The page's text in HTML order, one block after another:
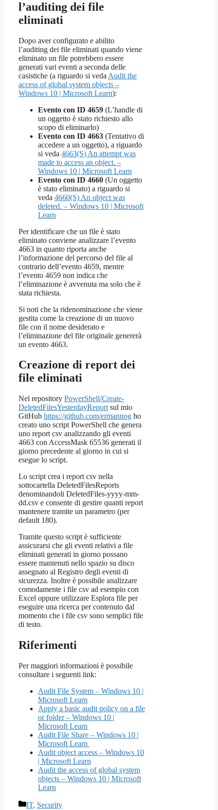
l’auditing dei file
eliminati
Dopo aver configurato e abilito
l’auditing dei file eliminati quando viene
eliminato un file potrebbero essere
generati vari eventi a seconda delle
casistiche (a riguardo si veda Audit the
access of global system objects –
Windows 10 | Microsoft Learn):
Evento con ID 4659 (L’handle di
un oggetto è stato richiesto allo
scopo di eliminarlo)
Evento con ID 4663 (Tentativo di
accedere a un oggetto), a riguardo
si veda 4663(S) An attempt was
made to access an object. –
Windows 10 | Microsoft Learn
Evento con ID 4660 (Un oggetto
è stato eliminato) a riguardo si
veda 4660(S) An object was
deleted. – Windows 10 | Microsoft
Learn
Per identificare che un file è stato
eliminato conviene analizzare l’evento
4663 in quanto riporta anche
l’informazione del percorso del file al
contrario dell’evento 4659, mentre
l’evento 4659 non indica che
l’eliminazione è avvenuta ma solo che è
stata richiesta.
Si noti che la ridenominazione che viene
gestita come la creazione di un nuovo
file con il nome desiderato e
l’eliminazione del file originale genererà
un evento 4663.
Creazione di report dei
file eliminati
Nel repository PowerShell/Create-
DeletedFilesYesterdayReport sul mio
GitHub https://github.com/ermannog ho
creato uno script PowerShell che genera
uno report csv analizzando gli eventi
4663 con AccessMask 65536 generati il
giorno precedente al giorno in cui si
esegue lo script.
Lo script crea i report csv nella
sottocartella DeletedFilesReports
denominandoli DeletedFiles-yyyy-mm-
dd.csv e consente di gestire quanti report
mantenere tramite un parametro (per
default 180).
Tramite questo script è sufficiente
assicurarsi che gli eventi relativi a file
eliminati generati in giorno possano
essere mantenuti nello spazio su disco
assegnato al Registro degli eventi di
sicurezza. Inoltre è possibile analizzare
comodamente i file csv ad esempio con
Excel oppure utilizzare Esplora file per
eseguire una ricerca per contenuto dal
momento che i file csv sono semplici file
di testo.
Riferimenti
Per maggiori informazioni è possibile
consultare i seguenti link:
Audit File System – Windows 10 |
Microsoft Learn
Apply a basic audit policy on a file
or folder – Windows 10 |
Microsoft Learn
Audit File Share – Windows 10 |
Microsoft Learn
Audit object access – Windows 10
| Microsoft Learn
Audit the access of global system
objects – Windows 10 | Microsoft
Learn
Categorie
IT, Security